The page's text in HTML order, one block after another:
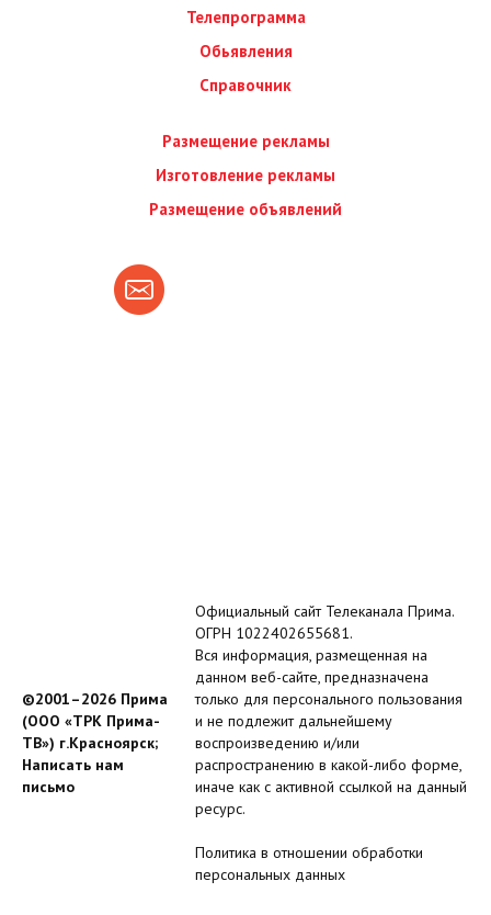
Телепрограмма
Обьявления
Справочник
Размещение рекламы
Изготовление рекламы
Размещение объявлений
©2001–2026 Прима
(ООО «ТРК Прима-
ТВ») г.Красноярск;
Написать нам
письмо
Официальный сайт Телеканала Прима.
ОГРН 1022402655681.
Вся информация, размещенная на
данном веб-сайте, предназначена
только для персонального пользования
и не подлежит дальнейшему
воспроизведению и/или
распространению в какой-либо форме,
иначе как с активной ссылкой на данный
ресурс.
Политика в отношении обработки
персональных данных